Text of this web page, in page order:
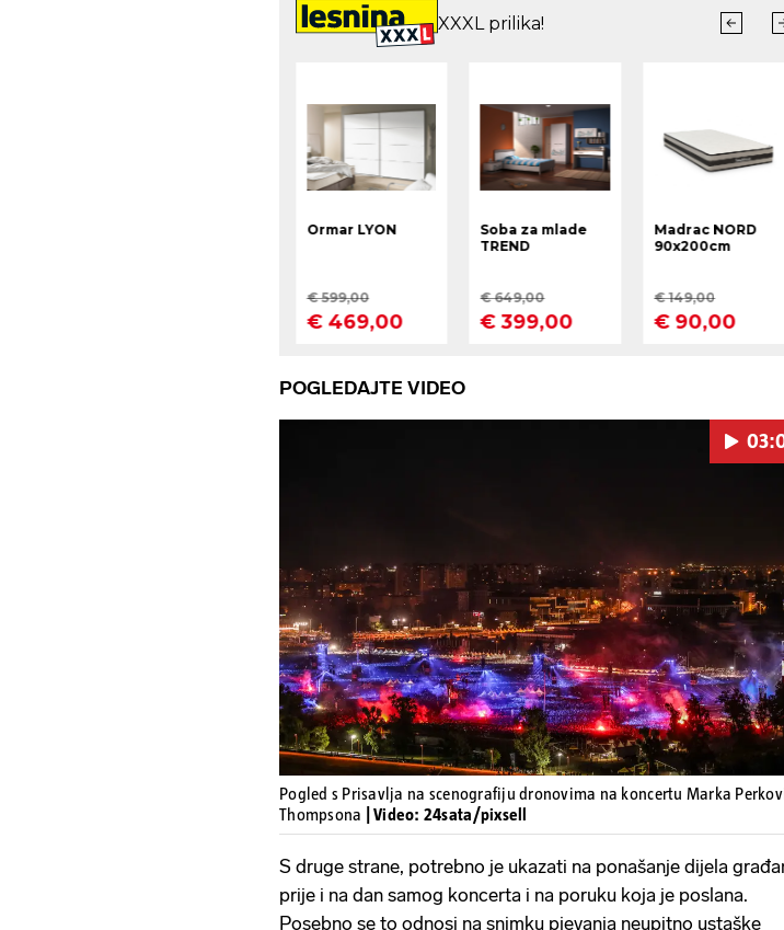
POGLEDAJTE VIDEO
Pokretanje videa...
Pogled s Prisavlja na scenografiju dronovima na koncertu Marka
Thompsona
| Video: 24sata/pixsell
S druge strane, potrebno je ukazati na ponašanje dijela
prije i na dan samog koncerta i na poruku koja je poslana.
Posebno se to odnosi na snimku pjevanja neupitno ustaške